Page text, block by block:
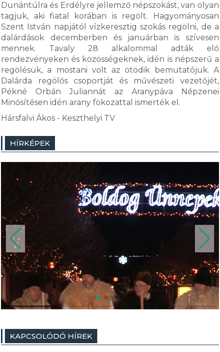
Dunántúlra és Erdélyre jellemző népszokást, van olyan
tagjuk, aki fiatal korában is regölt. Hagyományosan
Szent István napjától vízkeresztig szokás regölni, de a
dalárdások decemberben és januárban is szívesen
mennek. Tavaly 28 alkalommal adták elő
rendezvényeken és közösségeknek, idén is népszerű a
regölésük, a mostani volt az ötödik bemutatójuk. A
Dalárda regölős csoportját és művészeti vezetőjét,
Pékné Orbán Juliannát az Aranypáva Népzenei
Minősítésen idén arany fokozattal ismerték el.
Hársfalvi Ákos - Keszthelyi TV
HÍRKÉPEK
KAPCSOLÓDÓ HÍREK